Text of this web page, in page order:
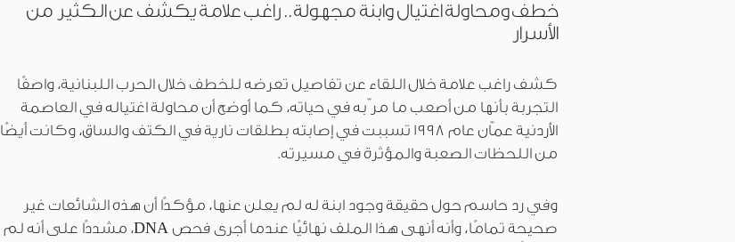
خطف ومحاولة اغتيال وابنة مجهولة.. راغب علامة يكشف عن الكثير من
الأسرار
كشف راغب علامة خلال اللقاء عن تفاصيل تعرضه للخطف خلال الحرب اللبنانية، واصفًا
التجربة بأنها من أصعب ما مرّ به في حياته، كما أوضح أن محاولة اغتياله في العاصمة
الأردنية عمّان عام 1998 تسببت في إصابته بطلقات نارية في الكتف والساق، وكانت أيضًا
من اللحظات الصعبة والمؤثرة في مسيرته.
وفي رد حاسم حول حقيقة وجود ابنة له لم يعلن عنها، مؤكدًا أن هذه الشائعات غير
صحيحة تمامًا، وأنه أنهى هذا الملف نهائيًا عندما أجرى فحص DNA، مشددًا على أنه لم